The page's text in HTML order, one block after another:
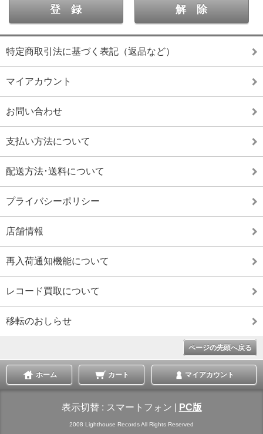
特定商取引法に基づく表記（返品など）
マイアカウント
お問い合わせ
支払い方法について
配送方法･送料について
プライバシーポリシー
店舗情報
再入荷通知機能について
レコード買取について
移転のおしらせ
ページの先頭へ戻る
ホーム カート マイアカウント
表示切替 : スマートフォン PC版
2008 Lighthouse Records All Rights Reserved